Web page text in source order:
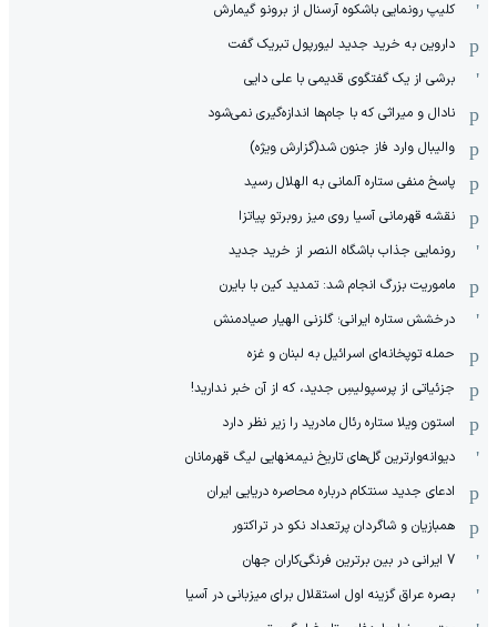
کلیپ رونمایی باشکوه آرسنال از برونو گیمارش
داروین به خرید جدید لیورپول تبریک گفت
برشی از یک گفتگوی قدیمی با علی دایی
نادال و میراثی که با جام‌ها اندازه‌گیری نمی‌شود
والیبال وارد فاز جنون شد(گزارش ویژه)
پاسخ منفی ستاره آلمانی به الهلال رسید
نقشه قهرمانی آسیا روی میز روبرتو پیاتزا
رونمایی جذاب باشگاه النصر از خرید جدید
ماموریت بزرگ انجام شد: تمدید کین با بایرن
درخشش ستاره ایرانی؛ گلزنی الهیار صیادمنش
حمله توپخانه‌ای اسرائیل به لبنان و غزه
جزئیاتی از پرسپولیسِ جدید، که از آن ‌خبر ندارید!
استون ویلا ستاره رئال مادرید را زیر نظر دارد
دیوانه‌وارترین گل‌های تاریخ نیمه‌نهایی لیگ قهرمانان
ادعای جدید سنتکام درباره محاصره دریایی ایران
همبازیان و شاگردان پرتعداد نکو در تراکتور
7 ایرانی در بین برترین فرنگی‌کاران جهان
بصره عراق گزینه اول استقلال برای میزبانی در آسیا